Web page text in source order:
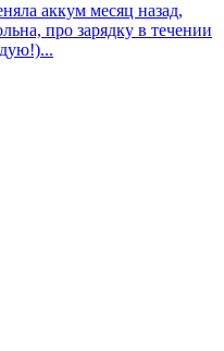
аккум месяц назад,
про зарядку в течении